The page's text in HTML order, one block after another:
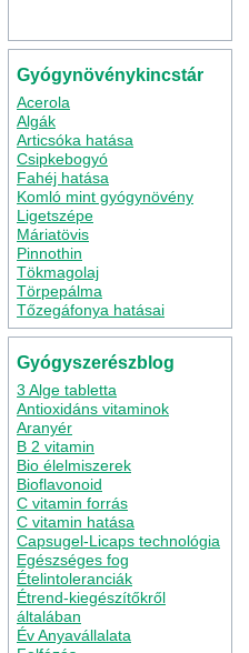
Gyógynövénykincstár
Acerola
Algák
Articsóka hatása
Csipkebogyó
Fahéj hatása
Komló mint gyógynövény
Ligetszépe
Máriatövis
Pinnothin
Tökmagolaj
Törpepálma
Tőzegáfonya hatásai
Gyógyszerészblog
3 Alge tabletta
Antioxidáns vitaminok
Aranyér
B 2 vitamin
Bio élelmiszerek
Bioflavonoid
C vitamin forrás
C vitamin hatása
Capsugel-Licaps technológia
Egészséges fog
Ételintoleranciák
Étrend-kiegészítőkről
általában
Év Anyavállalata